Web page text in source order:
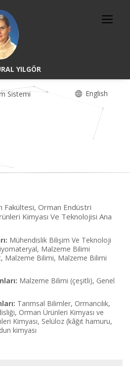
YILGÖR
Sistemi English
Fakültesi, Orman Endüstri
Kimyası Ve Teknolojisi Ana
Mühendislik Bilişim Ve Teknoloji
Malzeme Bilimi
Malzeme Bilimi, Malzeme Bilimi
Malzeme Bilimi (çeşitli), Genel
Tarımsal Bilimler, Ormancılık,
Orman Ürünleri Kimyası ve
Kimyası, Selüloz (kâğıt hamuru,
kimyası